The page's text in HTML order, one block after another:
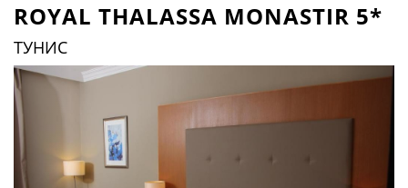
ROYAL THALASSA MONASTIR 5*
ТУНИС
Previous Next